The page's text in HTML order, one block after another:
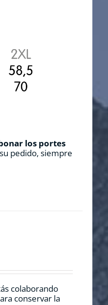
los portes
pedido, siempre
colaborando
conservar la